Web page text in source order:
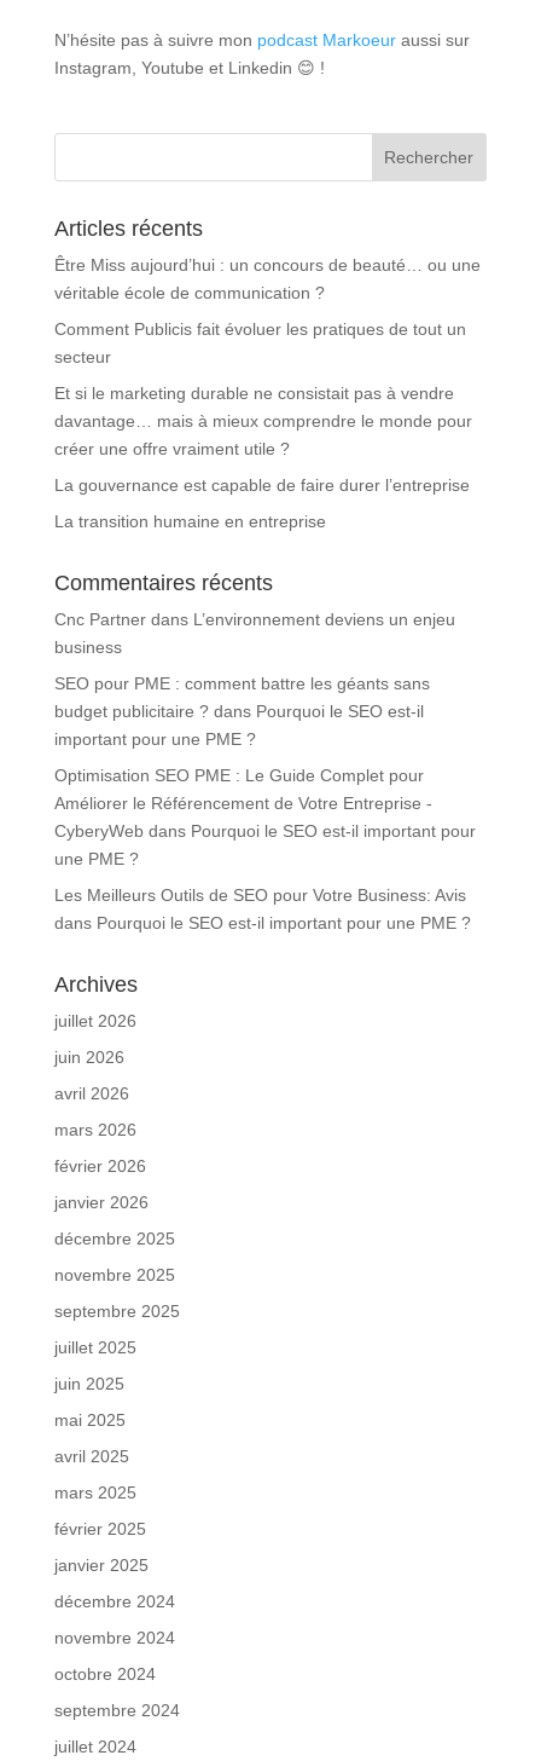
N’hésite pas à suivre mon podcast Markoeuraussi sur
Instagram, Youtube et Linkedin 😊 !
Articles récents
Être Miss aujourd’hui : un concours de beauté… ou une
véritable école de communication ?
Comment Publicis fait évoluer les pratiques de tout un
secteur
Et si le marketing durable ne consistait pas à vendre
davantage… mais à mieux comprendre le monde pour
créer une offre vraiment utile ?
La gouvernance est capable de faire durer l’entreprise
La transition humaine en entreprise
Commentaires récents
Cnc Partnerdans L’environnement deviens un enjeu
business
SEO pour PME : comment battre les géants sans
budget publicitaire ?dans Pourquoi le SEO est-il
important pour une PME ?
Optimisation SEO PME : Le Guide Complet pour
Améliorer le Référencement de Votre Entreprise -
CyberyWebdans Pourquoi le SEO est-il important pour
une PME ?
Les Meilleurs Outils de SEO pour Votre Business: Avis
dans Pourquoi le SEO est-il important pour une PME ?
Archives
juillet 2026
juin 2026
avril 2026
mars 2026
février 2026
janvier 2026
décembre 2025
novembre 2025
septembre 2025
juillet 2025
juin 2025
mai 2025
avril 2025
mars 2025
février 2025
janvier 2025
décembre 2024
novembre 2024
octobre 2024
septembre 2024
juillet 2024